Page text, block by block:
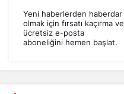
Yeni haberlerden haberdar
olmak için fırsatı kaçırma ve
ücretsiz e-posta
aboneliğini hemen başlat.